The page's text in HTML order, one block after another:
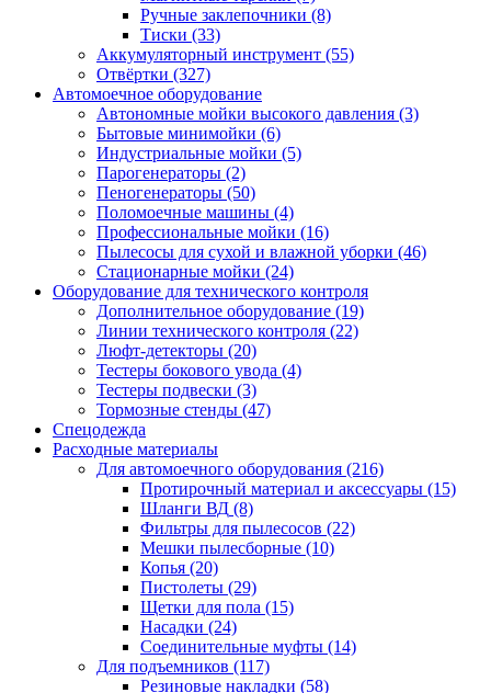
Ручные заклепочники (8)
Тиски (33)
Аккумуляторный инструмент (55)
Отвёртки (327)
Автомоечное оборудование
Автономные мойки высокого давления (3)
Бытовые минимойки (6)
Индустриальные мойки (5)
Парогенераторы (2)
Пеногенераторы (50)
Поломоечные машины (4)
Профессиональные мойки (16)
Пылесосы для сухой и влажной уборки (46)
Стационарные мойки (24)
Оборудование для технического контроля
Дополнительное оборудование (19)
Линии технического контроля (22)
Люфт-детекторы (20)
Тестеры бокового увода (4)
Тестеры подвески (3)
Тормозные стенды (47)
Спецодежда
Расходные материалы
Для автомоечного оборудования (216)
Протирочный материал и аксессуары (15)
Шланги ВД (8)
Фильтры для пылесосов (22)
Мешки пылесборные (10)
Копья (20)
Пистолеты (29)
Щетки для пола (15)
Насадки (24)
Соединительные муфты (14)
Для подъемников (117)
Резиновые накладки (58)